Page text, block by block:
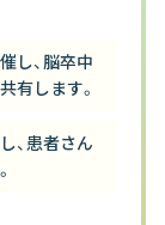
し、脳卒中
有します。
、患者さん